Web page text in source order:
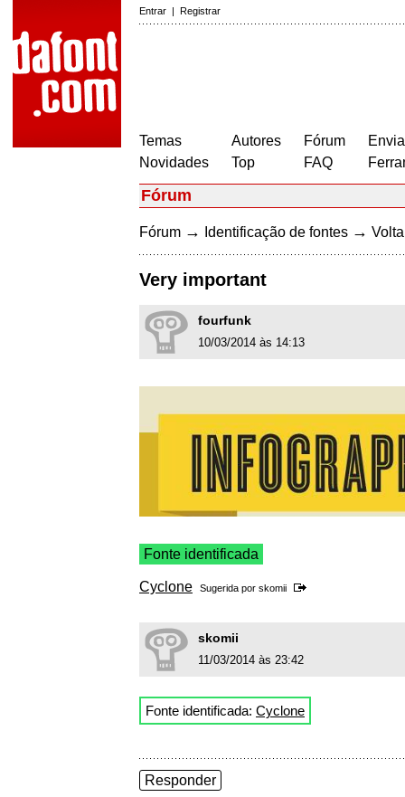
Entrar | Registrar
Temas
Novidades
Autores
Top
Fórum
FAQ
Fórum
Fórum → Identificação de fontes →
Very important
fourfunk
10/03/2014 às 14:13
Fonte identificada
Cyclone Sugerida por skomii
skomii
11/03/2014 às 23:42
Fonte identificada: Cyclone
Responder